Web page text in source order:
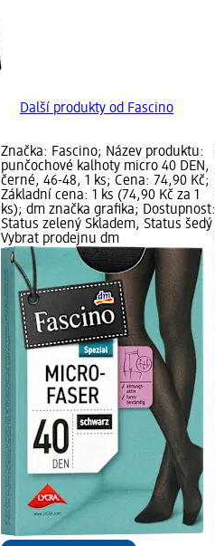
Další produkty od Fascino
Značka: Fascino; Název produktu:
punčochové kalhoty micro 40 DEN,
černé, 46-48, 1 ks; Cena: 74,90 Kč;
Základní cena: 1 ks (74,90 Kč za 1
ks); dm značka grafika; Dostupnost:
Status zelený Skladem, Status šedý
Vybrat prodejnu dm